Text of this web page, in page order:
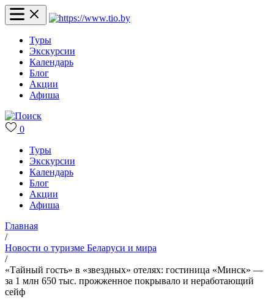
Туры
Экскурсии
Календарь
Блог
Акции
Афиша
0
Туры
Экскурсии
Календарь
Блог
Акции
Афиша
Главная
/
Новости о туризме Беларуси и мира
/
«Тайный гость» в «звездных» отелях: гостиница «Минск» —
за 1 млн 650 тыс. прожженное покрывало и неработающий
сейф